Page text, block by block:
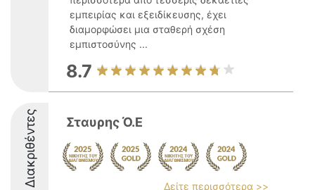
εμπειρίας και εξειδίκευσης, έχει
διαμορφώσει μια σταθερή σχέση
εμπιστοσύνης ...
8.7
Διακριθέντες Σταυρης Ό.Ε
Δείτε περισσότερα >>